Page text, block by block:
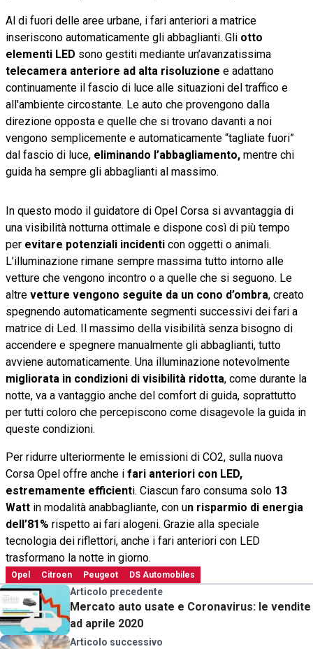
Al di fuori delle aree urbane, i fari anteriori a matrice
inseriscono automaticamente gli abbaglianti. Gli otto
elementi LED sono gestiti mediante un’avanzatissima
telecamera anteriore ad alta risoluzione e adattano
continuamente il fascio di luce alle situazioni del traffico e
all'ambiente circostante. Le auto che provengono dalla
direzione opposta e quelle che si trovano davanti a noi
vengono semplicemente e automaticamente “tagliate fuori”
dal fascio di luce, eliminando l’abbagliamento, mentre chi
guida ha sempre gli abbaglianti al massimo.
In questo modo il guidatore di Opel Corsa si avvantaggia di
una visibilità notturna ottimale e dispone così di più tempo
per evitare potenziali incidenti con oggetti o animali.
L’illuminazione rimane sempre massima tutto intorno alle
vetture che vengono incontro o a quelle che si seguono. Le
altre vetture vengono seguite da un cono d’ombra, creato
spegnendo automaticamente segmenti successivi dei fari a
matrice di Led. Il massimo della visibilità senza bisogno di
accendere e spegnere manualmente gli abbaglianti, tutto
avviene automaticamente. Una illuminazione notevolmente
migliorata in condizioni di visibilità ridotta, come durante la
notte, va a vantaggio anche del comfort di guida, soprattutto
per tutti coloro che percepiscono come disagevole la guida in
queste condizioni.
Per ridurre ulteriormente le emissioni di CO2, sulla nuova
Corsa Opel offre anche i fari anteriori con LED,
estremamente efficienti. Ciascun faro consuma solo 13
Watt in modalità anabbagliante, con un risparmio di energia
dell’81% rispetto ai fari alogeni. Grazie alla speciale
tecnologia dei riflettori, anche i fari anteriori con LED
trasformano la notte in giorno.
Opel Citroen Peugeot DS Automobiles
Articolo precedente
Mercato auto usate e Coronavirus: le vendite
ad aprile 2020
Articolo successivo